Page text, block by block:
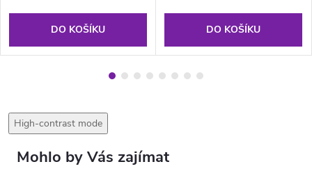
DO KOŠÍKU DO KOŠÍKU
High-contrast mode